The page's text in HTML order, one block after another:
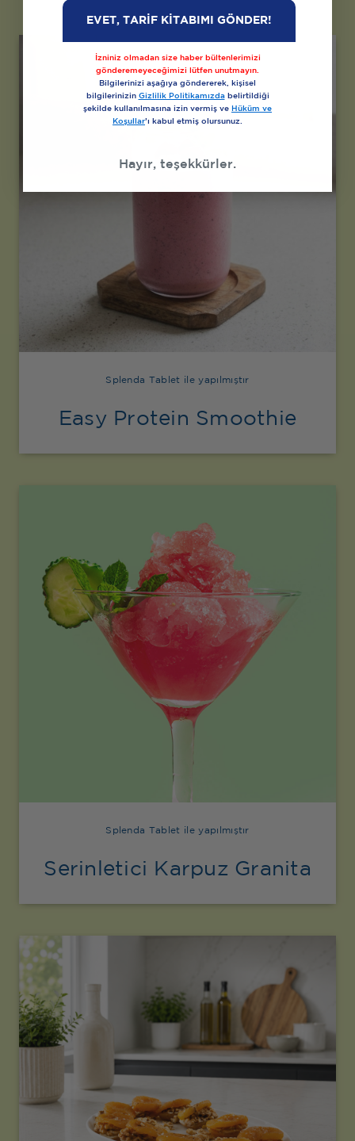
Splenda Tablet ile yapılmıştır
Easy Protein Smoothie
Splenda Tablet ile yapılmıştır
Serinletici Karpuz Granita
EVET, TARİF KİTABIMI GÖNDER!
İzniniz olmadan size haber bültenlerimizi
gönderemeyeceğimizi lütfen unutmayın.
Bilgilerinizi aşağıya göndererek, kişisel
bilgilerinizin Gizlilik Politikamızdabelirtildiği
şekilde kullanılmasına izin vermiş ve Hüküm ve
Koşullar’ı kabul etmiş olursunuz.
Hayır, teşekkürler.